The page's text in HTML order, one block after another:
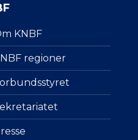
KNBF
regioner